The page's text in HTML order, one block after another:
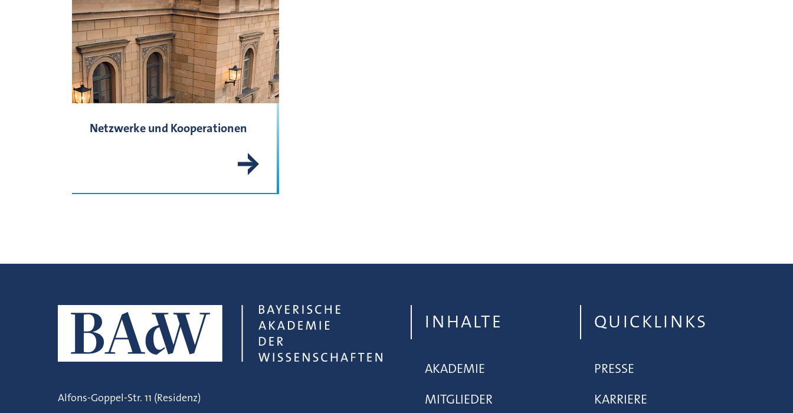
Netzwerke und Kooperationen
Alfons-Goppel-Str. 11 (Residenz)
INHALTE
AKADEMIE
MITGLIEDER
QUICKLINKS
PRESSE
KARRIERE